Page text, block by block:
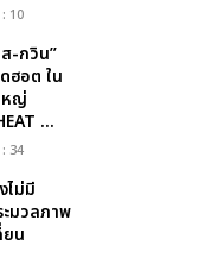
: 10
-กวิน”
ฮอต ใน
หญ่
...
: 34
ไม่มี
มวลภาพ
ยน